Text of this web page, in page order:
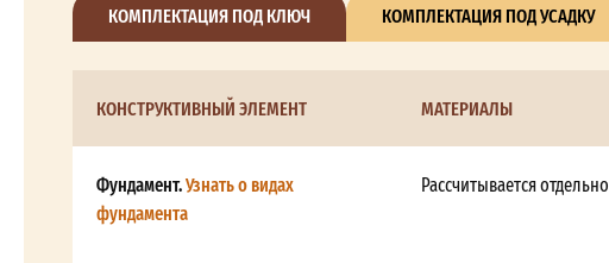
КОМПЛЕКТАЦИЯ ПОД КЛЮЧ КОМПЛЕКТАЦИЯ ПОД УСАДКУ
КОНСТРУКТИВНЫЙ ЭЛЕМЕНТ МАТЕРИАЛЫ
Фундамент.Узнать о видах
фундамента
Рассчитывается отдельно